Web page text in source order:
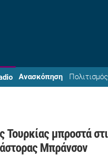
Ανασκόπηση Πολιτισμός
Τουρκίας μπροστά
Μπράνσον